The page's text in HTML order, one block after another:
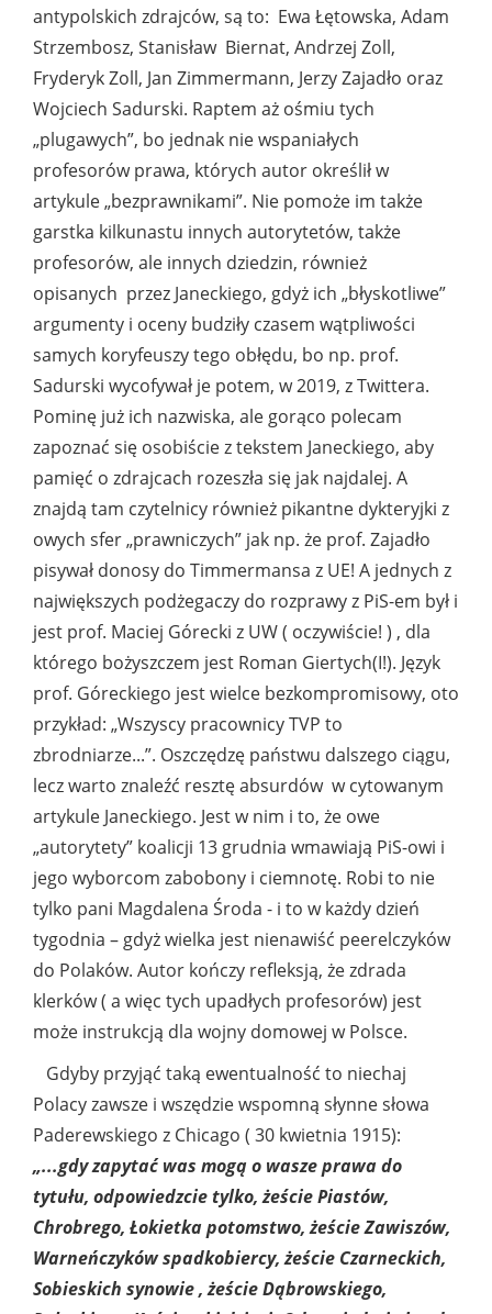
antypolskich zdrajców, są to: Ewa Łętowska, Adam
Strzembosz, Stanisław Biernat, Andrzej Zoll,
Fryderyk Zoll, Jan Zimmermann, Jerzy Zajadło oraz
Wojciech Sadurski. Raptem aż ośmiu tych
„plugawych”, bo jednak nie wspaniałych
profesorów prawa, których autor określił w
artykule „bezprawnikami”. Nie pomoże im także
garstka kilkunastu innych autorytetów, także
profesorów, ale innych dziedzin, również
opisanych przez Janeckiego, gdyż ich „błyskotliwe”
argumenty i oceny budziły czasem wątpliwości
samych koryfeuszy tego obłędu, bo np. prof.
Sadurski wycofywał je potem, w 2019, z Twittera.
Pominę już ich nazwiska, ale gorąco polecam
zapoznać się osobiście z tekstem Janeckiego, aby
pamięć o zdrajcach rozeszła się jak najdalej. A
znajdą tam czytelnicy również pikantne dykteryjki z
owych sfer „prawniczych” jak np. że prof. Zajadło
pisywał donosy do Timmermansa z UE! A jednych z
największych podżegaczy do rozprawy z PiS-em był i
jest prof. Maciej Górecki z UW ( oczywiście! ) , dla
którego bożyszczem jest Roman Giertych(I!). Język
prof. Góreckiego jest wielce bezkompromisowy, oto
przykład: „Wszyscy pracownicy TVP to
zbrodniarze...”. Oszczędzę państwu dalszego ciągu,
lecz warto znaleźć resztę absurdów w cytowanym
artykule Janeckiego. Jest w nim i to, że owe
„autorytety” koalicji 13 grudnia wmawiają PiS-owi i
jego wyborcom zabobony i ciemnotę. Robi to nie
tylko pani Magdalena Środa - i to w każdy dzień
tygodnia – gdyż wielka jest nienawiść peerelczyków
do Polaków. Autor kończy refleksją, że zdrada
klerków ( a więc tych upadłych profesorów) jest
może instrukcją dla wojny domowej w Polsce.
Gdyby przyjąć taką ewentualność to niechaj
Polacy zawsze i wszędzie wspomną słynne słowa
Paderewskiego z Chicago ( 30 kwietnia 1915):
„...gdy zapytać was mogą o wasze prawa do
tytułu, odpowiedzcie tylko, żeście Piastów,
Chrobrego, Łokietka potomstwo, żeście Zawiszów,
Warneńczyków spadkobiercy, żeście Czarneckich,
Sobieskich synowie , żeście Dąbrowskiego,